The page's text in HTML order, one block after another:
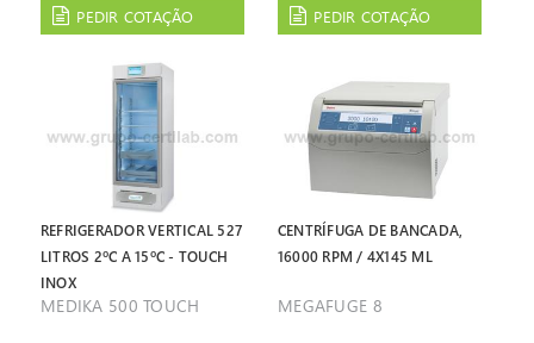
avançado e gestão
eficiente dos ciclos de
garantem uma menor
variação da temperatura
Alarme acústico e visual
informa o utilizador de
eventos críticos:
temperatura fora dos
limites de máximo e
mínimo, porta aberta ou
obstruído, sonda avariada
Porta USB para
PEDIR COTAÇÃO
Controlado por
microprocessador "ECT-F
excelente performance e a
redução do consumo em
até 25%
Porta de vidro anti-
embaciamento, com 3
camadas de vidro
Controlo digital por
microprocessador 'ECT-F
Control Touch' com
resolução de 0,1ºC
PEDIR COTAÇÃO
REFRIGERADOR VERTICAL 527
LITROS 2ºC A 15ºC - TOUCH
INOX
MEDIKA 500 TOUCH
CENTRÍFUGA DE BANCADA,
16000 RPM / 4X145 ML
MEGAFUGE 8